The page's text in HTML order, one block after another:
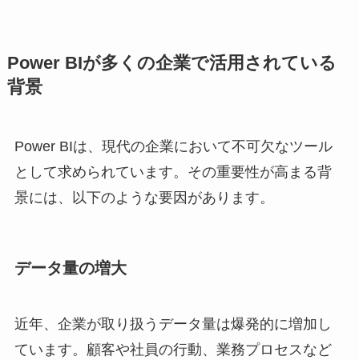
Power BIが多くの企業で活用されている
背景
Power BIは、現代の企業において不可欠なツール
として求められています。その重要性が高まる背
景には、以下のような要因があります。
データ量の増大
近年、企業が取り扱うデータ量は爆発的に増加し
ています。顧客や社員の行動、業務プロセスなど